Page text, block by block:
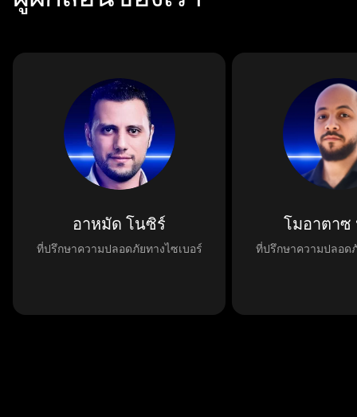
อาหมัด โนซิร์
ที่ปรึกษาความปลอดภัยทางไซเบอร์
โมอาตาซ
ที่ปรึกษาความปลอด